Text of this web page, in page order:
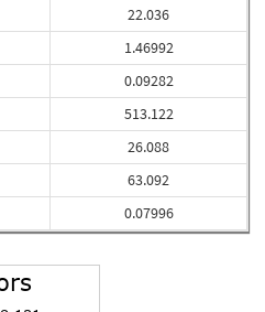
22.036
1.46992
0.09282
513.122
26.088
63.092
0.07996